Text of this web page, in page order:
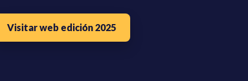
Visitar web edición 2025